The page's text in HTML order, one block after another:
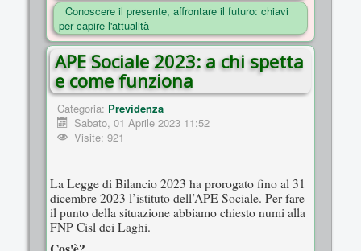
Conoscere il presente, affrontare il futuro: chiavi
per capire l'attualità
APE Sociale 2023: a chi spetta
e come funziona
Categoria: Previdenza
Sabato, 01 Aprile 2023 11:52
Visite: 921
La Legge di Bilancio 2023 ha prorogato fino al 31
dicembre 2023 l’istituto dell’APE Sociale. Per fare
il punto della situazione abbiamo chiesto numi alla
FNP Cisl dei Laghi.